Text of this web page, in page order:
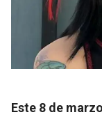
Este 8 de